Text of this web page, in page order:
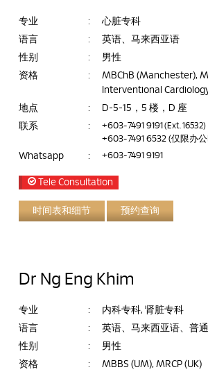
专业 :
心脏专科
语言
:
英语、马来西亚语
性别
:
男性
资格
:
MBChB (Manchester),
Interventional
地点
:
D-5-15，5 楼，D 座
联系
: +603-7491 9191 (Ext. 16532)
+603-7491 6532 (仅限办
Whatsapp : +603-7491 9191
Tele Consultation
时间表和细节 预约查询
Dr Ng Eng Khim
专业 :
内科专科, 肾脏专科
语言
:
英语、马来西亚语、普
性别
:
男性
资格
:
MBBS (UM), MRCP (UK)